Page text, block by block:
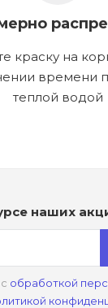
краску на
времени
теплой водой
наших
обработкой